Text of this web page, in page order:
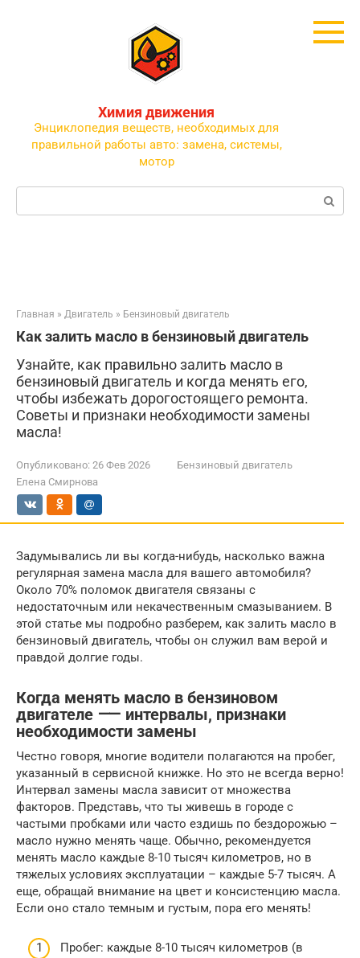
Химия движения
Энциклопедия веществ, необходимых для
правильной работы авто: замена, системы,
мотор
Поиск:
Главная » Двигатель » Бензиновый двигатель
Как залить масло в бензиновый двигатель
Узнайте, как правильно залить масло в
бензиновый двигатель и когда менять его,
чтобы избежать дорогостоящего ремонта.
Советы и признаки необходимости замены
масла!
Опубликовано: 26 Фев 2026
Бензиновый двигатель
Елена Смирнова
Задумывались ли вы когда-нибудь, насколько важна
регулярная замена масла для вашего автомобиля?
Около 70% поломок двигателя связаны с
недостаточным или некачественным смазыванием. В
этой статье мы подробно разберем, как залить масло в
бензиновый двигатель, чтобы он служил вам верой и
правдой долгие годы.
Когда менять масло в бензиновом
двигателе ⸺ интервалы, признаки
необходимости замены
Честно говоря, многие водители полагаются на пробег,
указанный в сервисной книжке. Но это не всегда верно!
Интервал замены масла зависит от множества
факторов. Представь, что ты живешь в городе с
частыми пробками или часто ездишь по бездорожью –
масло нужно менять чаще. Обычно, рекомендуется
менять масло каждые 8-10 тысяч километров, но в
тяжелых условиях эксплуатации – каждые 5-7 тысяч. А
еще, обращай внимание на цвет и консистенцию масла.
Если оно стало темным и густым, пора его менять!
Пробег: каждые 8-10 тысяч километров (в